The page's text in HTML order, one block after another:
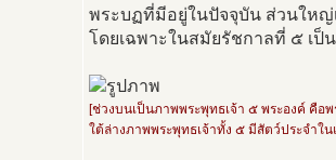
พระบฏที่มีอยู่ในปัจจุบัน ส่วนให
โดยเฉพาะในสมัยรัชกาลที่ ๕ เป็
[ช่วงบนเป็นภาพพระพุทธเจ้า ๕ พระองค์ คือ
ใต้ล่างภาพพระพุทธเจ้าทั้ง ๕ มีสัตว์ประจำใ